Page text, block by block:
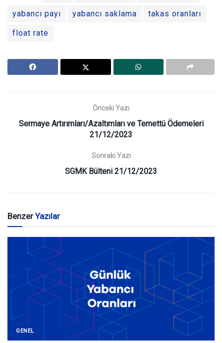
yabancı payı yabancı saklama takas oranları
float rate
Önceki Yazı
Sermaye Artırımları/Azaltımları ve Temettü Ödemeleri
21/12/2023
Sonraki Yazı
SGMK Bülteni 21/12/2023
BenzerYazılar
GENEL